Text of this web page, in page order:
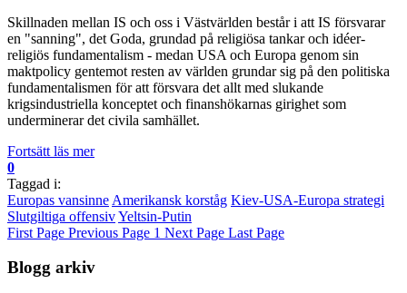
Skillnaden mellan IS och oss i Västvärlden består i att IS försvarar
en "sanning", det Goda, grundad på religiösa tankar och idéer-
religiös fundamentalism - medan USA och Europa genom sin
maktpolicy gentemot resten av världen grundar sig på den politiska
fundamentalismen för att försvara det allt med slukande
krigsindustriella konceptet och finanshökarnas girighet som
underminerar det civila samhället.
Fortsätt läs mer
0
Taggad i:
Europas vansinne Amerikansk korståg Kiev-USA-Europa strategi
Slutgiltiga offensivYeltsin-Putin
First Page Previous Page 1 Next Page Last Page
Blogg arkiv